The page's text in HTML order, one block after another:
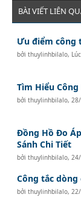
BÀI VIẾT LIÊN
Ưu điểm công
bởithuylinhbilalo,
Tìm Hiểu
bởithuylinhbilalo,
Đồng Hồ Đo
Sánh Chi Tiết
bởithuylinhbilalo,
Công tắc
bởithuylinhbilalo,